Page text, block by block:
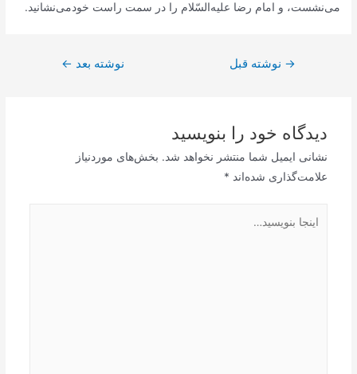
می‌نشست‌، و امام‌ رضا علیه‌السّلام را در سمت‌ راست‌ خودمی‌نشانید.
راهبری→ نوشته قبل نوشته بعد ←
دیدگاه‌ خود را بنویسید
نشانی ایمیل شما منتشر نخواهد شد. بخش‌های موردنیاز
علامت‌گذاری شده‌اند *
بنویسید…